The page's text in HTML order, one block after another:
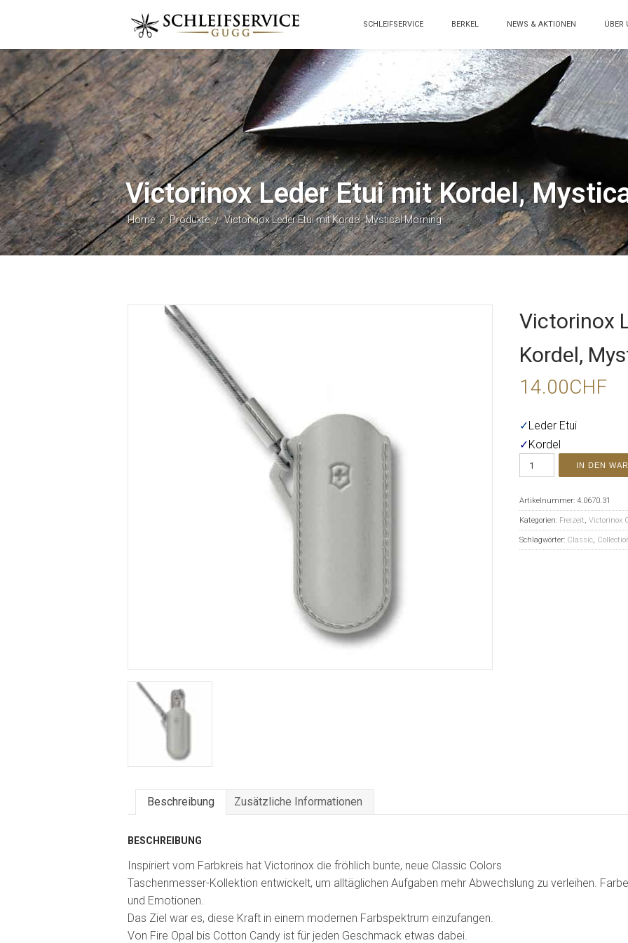
SCHLEIFSERVICE BERKEL NEWS & AKTIONEN ÜBER
Victorinox Leder Etui mit Kordel,
Home / Produkte / Victorinox Leder Etui mit Kordel, Mystical Morning
Victorinox
Kordel,
14.00CHF
✓Leder Etui
✓Kordel
IN DEN
Artikelnummer: 4.0670.31
Kategorien: Freizeit, Victorinox
Schlagwörter: Classic,
Beschreibung Zusätzliche Informationen
BESCHREIBUNG
Inspiriert vom Farbkreis hat Victorinox die fröhlich bunte, neue Classic Colors
Taschenmesser-Kollektion entwickelt, um alltäglichen Aufgaben mehr Abwechslung zu verleihen.
und Emotionen.
Das Ziel war es, diese Kraft in einem modernen Farbspektrum einzufangen.
Von Fire Opal bis Cotton Candy ist für jeden Geschmack etwas dabei.